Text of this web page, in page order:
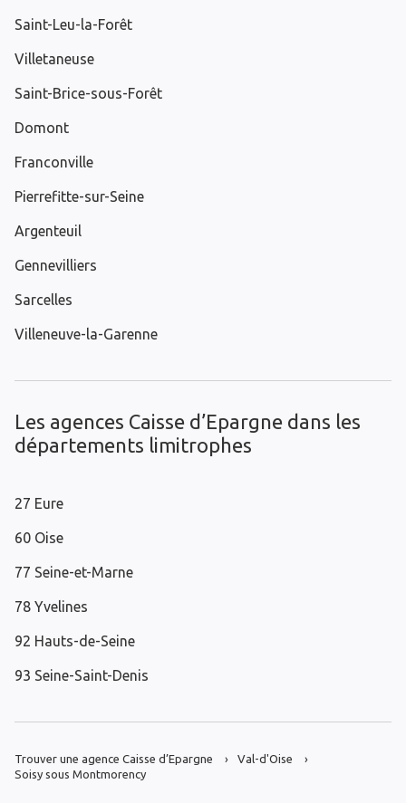
Saint-Leu-la-Forêt
Villetaneuse
Saint-Brice-sous-Forêt
Domont
Franconville
Pierrefitte-sur-Seine
Argenteuil
Gennevilliers
Sarcelles
Villeneuve-la-Garenne
Les agences Caisse d’Epargne dans les
départements limitrophes
27 Eure
60 Oise
77 Seine-et-Marne
78 Yvelines
92 Hauts-de-Seine
93 Seine-Saint-Denis
Trouver une agence Caisse d’Epargne
Val-d'Oise
Soisy sous Montmorency